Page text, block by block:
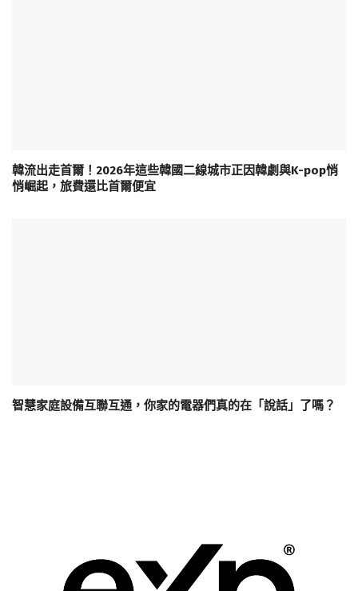
韓流出走首爾！2026年這些韓國二線城市正因韓劇與K-pop悄
悄崛起，旅費還比首爾便宜
智慧家庭設備互聯互通，你家的電器們真的在「說話」了嗎？